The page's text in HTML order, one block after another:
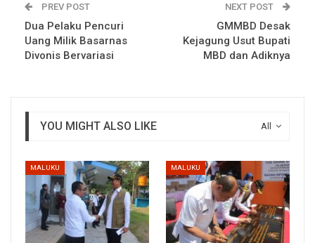
PREV POST
Dua Pelaku Pencuri
Uang Milik Basarnas
Divonis Bervariasi
NEXT POST
GMMBD Desak
Kejagung Usut Bupati
MBD dan Adiknya
All
YOU MIGHT ALSO LIKE
MALUKU MALUKU